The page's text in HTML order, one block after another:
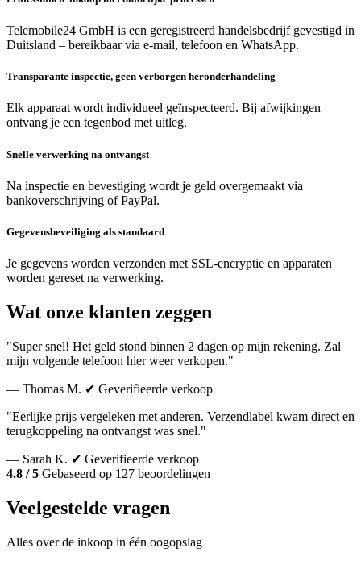
Telemobile24 GmbH is een geregistreerd handelsbedrijf gevestigd in
Duitsland – bereikbaar via e-mail, telefoon en WhatsApp.
Transparante inspectie, geen verborgen heronderhandeling
Elk apparaat wordt individueel geïnspecteerd. Bij afwijkingen
ontvang je een tegenbod met uitleg.
Snelle verwerking na ontvangst
Na inspectie en bevestiging wordt je geld overgemaakt via
bankoverschrijving of PayPal.
Gegevensbeveiliging als standaard
Je gegevens worden verzonden met SSL-encryptie en apparaten
worden gereset na verwerking.
Wat onze klanten zeggen
"Super snel! Het geld stond binnen 2 dagen op mijn rekening. Zal
mijn volgende telefoon hier weer verkopen."
— Thomas M. ✔ Geverifieerde verkoop
"Eerlijke prijs vergeleken met anderen. Verzendlabel kwam direct en
terugkoppeling na ontvangst was snel."
— Sarah K. ✔ Geverifieerde verkoop
4.8 / 5 Gebaseerd op 127 beoordelingen
Veelgestelde vragen
Alles over de inkoop in één oogopslag